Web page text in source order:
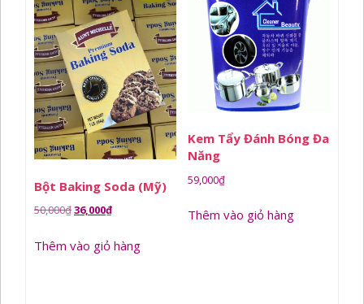
Bột Baking Soda (Mỹ)
50,000₫Giá
là:
36,000₫Giá
tại
Thêm vào giỏ hàng
Kem Tẩy Đánh Bóng Đa
Năng
59,000₫
Thêm vào giỏ hàng